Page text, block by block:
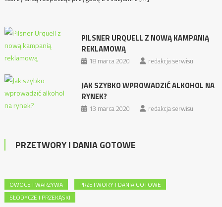
PILSNER URQUELL Z NOWĄ KAMPANIĄ
REKLAMOWĄ
18 marca 2020 redakcja serwisu
JAK SZYBKO WPROWADZIĆ ALKOHOL NA
RYNEK?
13 marca 2020 redakcja serwisu
PRZETWORY I DANIA GOTOWE
OWOCE I WARZYWA
PRZETWORY I DANIA GOTOWE
SŁODYCZE I PRZEKĄSKI